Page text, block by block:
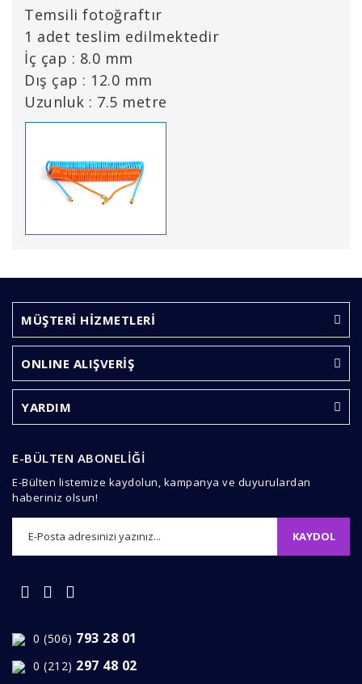
Temsili fotoğraftır
1 adet teslim edilmektedir
İç çap : 8.0 mm
Dış çap : 12.0 mm
Uzunluk : 7.5 metre
Yorum Yaz
formunu kullanarak tarafımıza iletebilirsiniz.
Görüş ve önerileriniz için teşekkür ederiz.
Ürün resmi kalitesiz, bozuk veya görüntülenemiyor.
Ürün açıklamasında eksik bilgiler bulunuyor.
Ürün fiyatı diğer sitelerden daha pahalı.
Gönder
MÜŞTERİ HİZMETLERİ
ONLINE ALIŞVERİŞ
YARDIM
E-BÜLTEN ABONELİĞİ
E-Bülten listemize kaydolun, kampanya ve duyurulardan
haberiniz olsun!
KAYDOL
0 (506) 793 28 01
0 (212) 297 48 02